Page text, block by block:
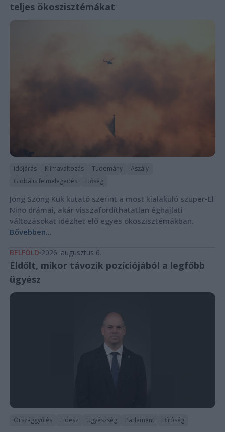
teljes ökoszisztémákat
Időjárás Klímaváltozás Tudomány
Aszály
Globális felmelegedés
Hőség
Jong Szong Kuk kutató szerint a most kialakuló szuper-El
Niño drámai, akár visszafordíthatatlan éghajlati
változásokat idézhet elő egyes ökoszisztémákban.
Bővebben...
BELFÖLD 2026. augusztus 6.
Eldőlt, mikor távozik pozíciójából a legfőbb
ügyész
Országgyűlés Fidesz Ügyészség Parlament Bíróság